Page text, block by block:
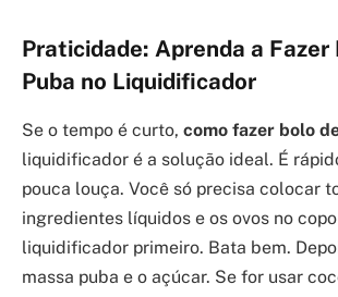
Praticidade: Aprenda a Fazer
Puba no Liquidificador
Se o tempo é curto, como fazer bolo
liquidificador é a solução ideal. É
pouca louça. Você só precisa colocar
ingredientes líquidos e os ovos no
liquidificador primeiro. Bata bem.
massa puba e o açúcar. Se for usar